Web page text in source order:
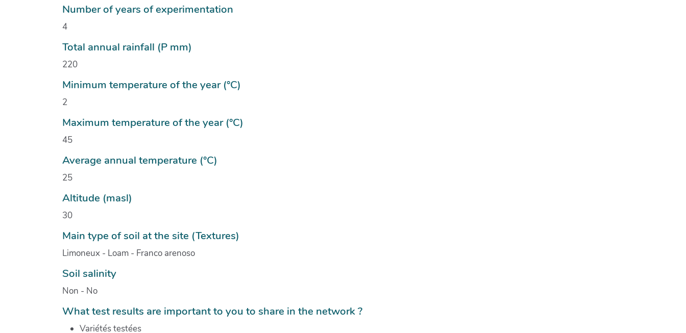
Number of years of experimentation
4
Total annual rainfall (P mm)
220
Minimum temperature of the year (°C)
2
Maximum temperature of the year (°C)
45
Average annual temperature (°C)
25
Altitude (masl)
30
Main type of soil at the site (Textures)
Limoneux - Loam - Franco arenoso
Soil salinity
Non - No
What test results are important to you to share in the network ?
Variétés testées